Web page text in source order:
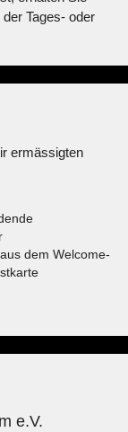
Tages- oder
ermässigten
dem Welcome-
e.V.